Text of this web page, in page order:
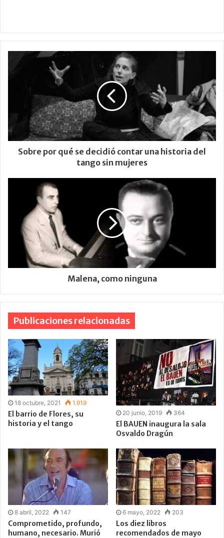
Sobre por qué se decidió contar una historia del
tango sin mujeres
Malena, como ninguna
Publicaciones relacionadas
18 octubre, 2021 1.919
El barrio de Flores, su
historia y el tango
20 junio, 2019 364
El BAUEN inaugura la sala
Osvaldo Dragún
8 abril, 2022 147
Comprometido, profundo,
humano, necesario. Murió
6 mayo, 2022 203
Los diez libros
recomendados de mayo